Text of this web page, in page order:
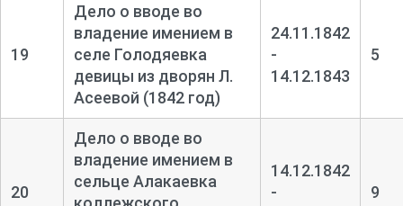
19
Дело о вводе во
владение имением в
селе Голодяевка
девицы из дворян Л.
Асеевой (1842 год)
24.11.1842
-
14.12.1843
5
20
Дело о вводе во
владение имением в
сельце Алакаевка
14.12.1842
-
9